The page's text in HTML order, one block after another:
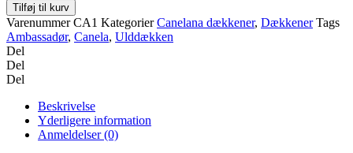
Tilføj til kurv
VarenummerCA1 Kategorier Canelana dækkener, Dækkener Tags
Ambassadør, Canela, Ulddækken
Del
Del
Del
Beskrivelse
Yderligere information
Anmeldelser (0)